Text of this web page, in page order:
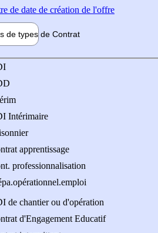
de date de création de l'offre
de types de Contrat
Intérimaire
apprentissage
professionnalisation
de chantier ou d'opération
d'Engagement Educatif